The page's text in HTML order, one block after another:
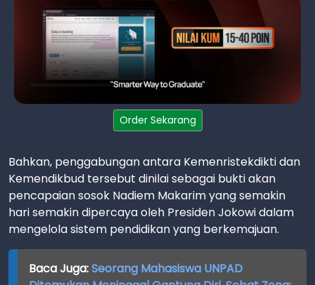
Order Sekarang
Bahkan, penggabungan antara Kemenristekdikti dan
Kemendikbud tersebut dinilai sebagai bukti akan
pencapaian sosok Nadiem Makarim yang semakin
hari semakin dipercaya oleh Presiden Jokowi dalam
mengelola sistem pendidikan yang berkemajuan.
Baca Juga:Seorang Mahasiswa UNPAD